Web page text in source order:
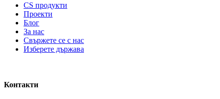
CS продукти
Проекти
Блог
За нас
Свържете се с нас
Изберете държава
Контакти